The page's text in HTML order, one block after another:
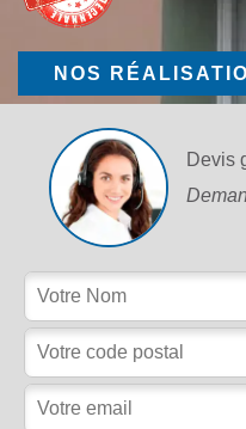
NOS
Devis